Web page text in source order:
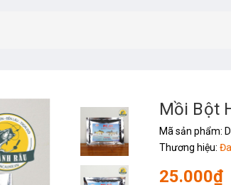
Mồi Bột
Mã sản phẩm:
Thương hiệu:
25.000₫